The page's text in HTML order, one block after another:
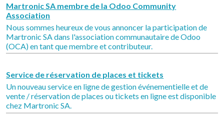
Martronic SA membre de la Odoo Community
Association
Nous sommes heureux de vous annoncer la participation de
Martronic SA dans l'association communautaire de Odoo
(OCA) en tant que membre et contributeur.
Service de réservation de places et tickets
Un nouveau service en ligne de gestion événementielle et de
vente / réservation de places ou tickets en ligne est disponible
chez Martronic SA.